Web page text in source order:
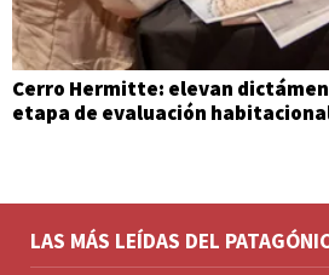
Cerro Hermitte: elevan
etapa de evaluación
LAS MÁS LEÍDAS DEL